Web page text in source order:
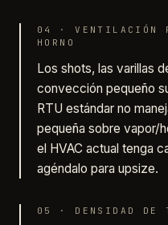
04 ·VENTILACIÓN
HORNO
Los shots, las varillas
convección pequeño
RTU estándar no
pequeña sobre vapor/
el HVAC actual tenga
agéndalo para upsize.
05 · DENSIDAD DE